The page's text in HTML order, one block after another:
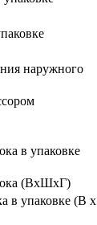
наружного
в упаковке
(ВхШхГ)
в упаковке (В х